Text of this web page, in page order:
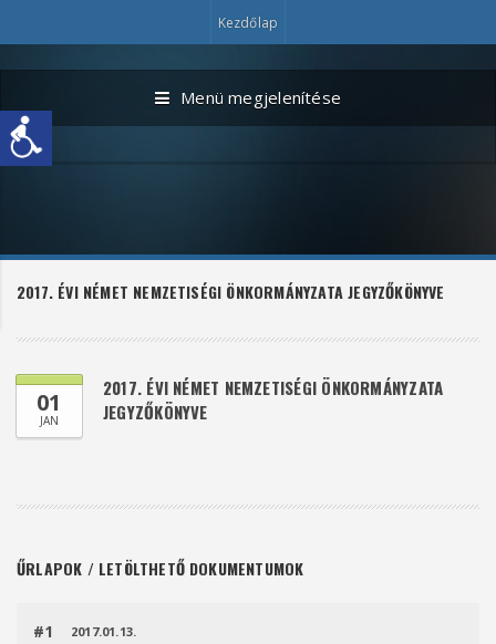
Kezdőlap
Menü megjelenítése
2017. ÉVI NÉMET NEMZETISÉGI ÖNKORMÁNYZATA JEGYZŐKÖNYVE
01
JAN
2017. ÉVI NÉMET NEMZETISÉGI ÖNKORMÁNYZATA
JEGYZŐKÖNYVE
ŰRLAPOK / LETÖLTHETŐ DOKUMENTUMOK
#1 2017.01.13.